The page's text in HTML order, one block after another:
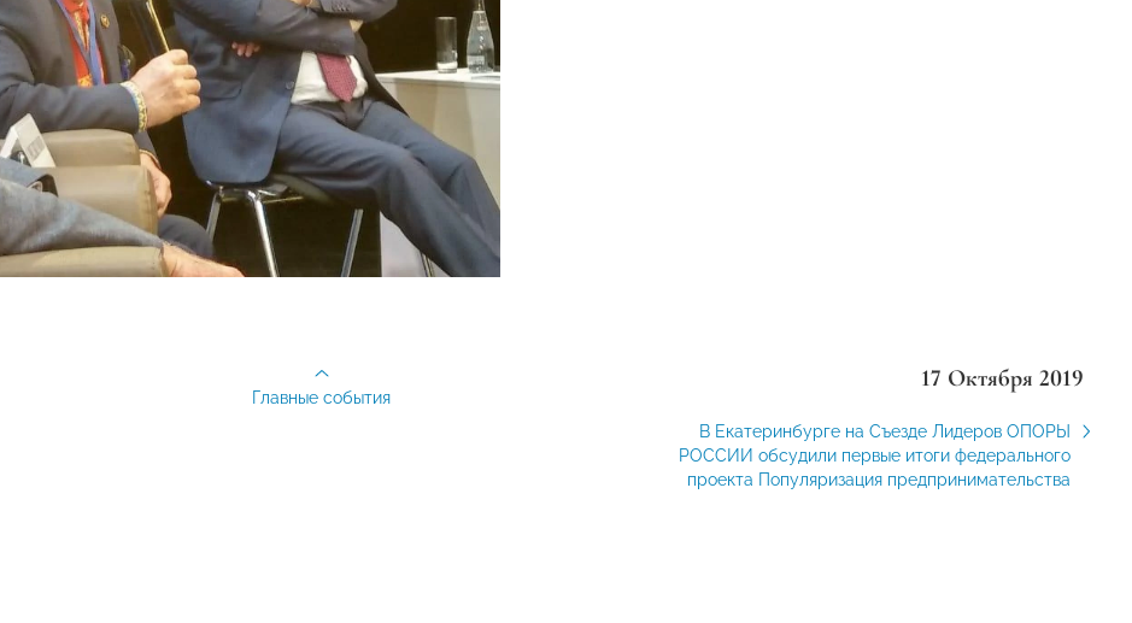
17 Октября 2019
В Екатеринбурге на Съезде Лидеров ОПОРЫ
РОССИИ обсудили первые итоги федерального
проекта Популяризация предпринимательства
Главные события